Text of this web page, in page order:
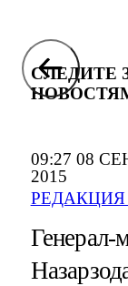
09:27 08
2015
РЕДАКЦИЯ
СЛЕДИТЕ
Генерал-